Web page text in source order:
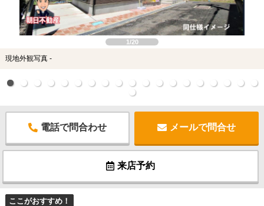
1/20
現地外観写真 -
電話で問合わせ メールで問合せ
来店予約
ここがおすすめ！